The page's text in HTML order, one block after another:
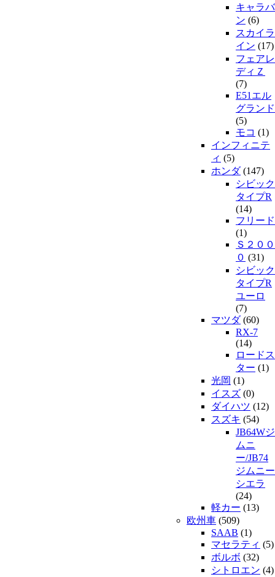
キャラバ
ン (6)
スカイラ
イン (17)
フェアレ
ディＺ
(7)
E51エル
グランド
(5)
モコ (1)
インフィニテ
ィ (5)
ホンダ(147)
シビック
タイプR
(14)
フリード
(1)
Ｓ２００
０ (31)
シビック
タイプR
ユーロ
(7)
マツダ(60)
RX-7
(14)
ロードス
ター (1)
光岡 (1)
イスズ (0)
ダイハツ (12)
スズキ (54)
JB64Wジ
ムニ
ー/JB74
ジムニー
シエラ
(24)
軽カー (13)
欧州車 (509)
SAAB (1)
マセラティ (5)
ボルボ (32)
シトロエン (4)